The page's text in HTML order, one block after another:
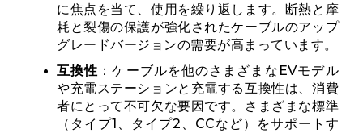
に焦点を当て、使用を繰り返します。断熱と摩
耗と裂傷の保護が強化されたケーブルのアップ
グレードバージョンの需要が高まっています。
互換性 ：ケーブルを他のさまざまなEVモデル
や充電ステーションと充電する互換性は、消費
者にとって不可欠な要因です。さまざまな標準
（タイプ1、タイプ2、CCなど）をサポートす